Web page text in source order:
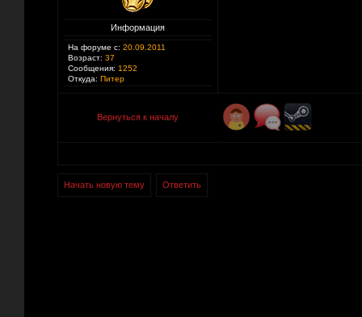
Информация
На форуме с: 20.09.2011
Возраст: 37
Сообщения: 1252
Откуда: Питер
Вернуться к началу
Начать новую тему Ответить